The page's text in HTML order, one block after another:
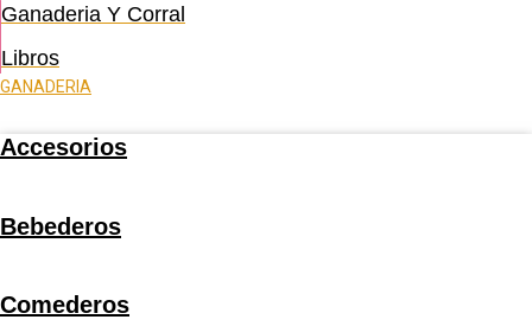
Ganaderia Y Corral
Libros
GANADERIA
Accesorios
Bebederos
Comederos